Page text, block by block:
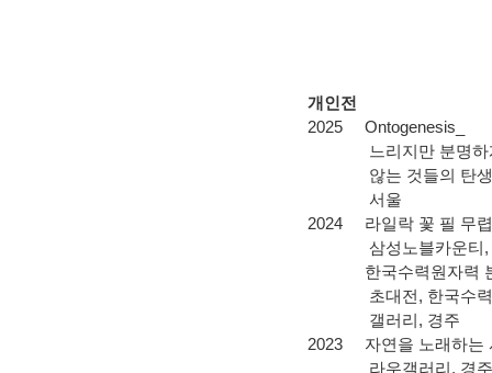
개인전
2025
Ontogenesis_
느리지만 분명하
않는 것들의 탄
서울
2024
라일락 꽃 필 무렵
삼성노블카운티,
한국수력원자력
초대전, 한국수
갤러리, 경주
2023
자연을 노래하는
라우갤러리, 경주